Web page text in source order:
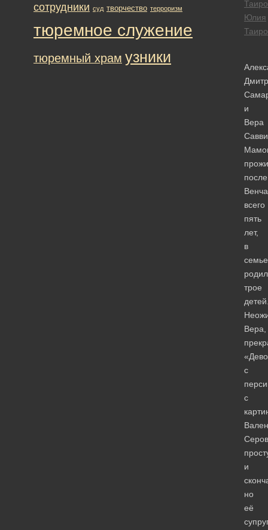
Юлия
и
Вера
после
всего
пять
лет,
в
семье
трое
Вера,
с
с
и
но
её
сотрудники суд творчество терроризм
тюремное служение
тюремный храм узники